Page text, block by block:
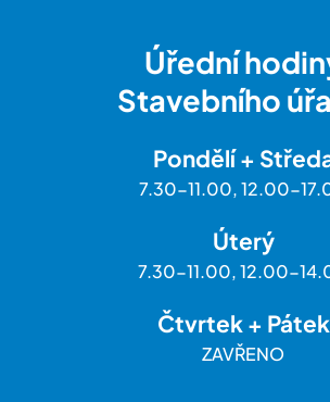
Úřední
Stavebního
Pondělí +
7.30-11.00, 12.00-
Úterý
7.30-11.00, 12.00-
Čtvrtek + Pátek
ZAVŘENO